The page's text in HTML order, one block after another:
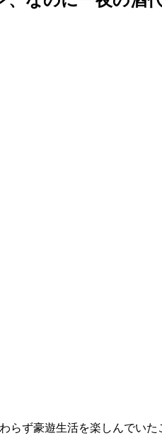
ず豪遊生活を楽しんでい